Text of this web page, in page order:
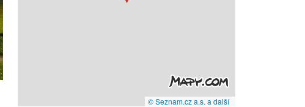
© Seznam.cz a.s. a další